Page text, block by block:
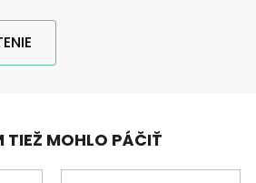
TIEŽ MOHLO PÁČIŤ